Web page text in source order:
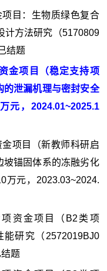
目：生物质绿色复合
计方法研究（5170809
结题
金项目（稳定支持项
的泄漏机理与密封安全
元，2024.01~2025.1
项目（新教师科研启
坡锚固体系的冻融劣化
万元，2023.03~2024.
资金项目（B2类项
研究（2572019BJ0
题